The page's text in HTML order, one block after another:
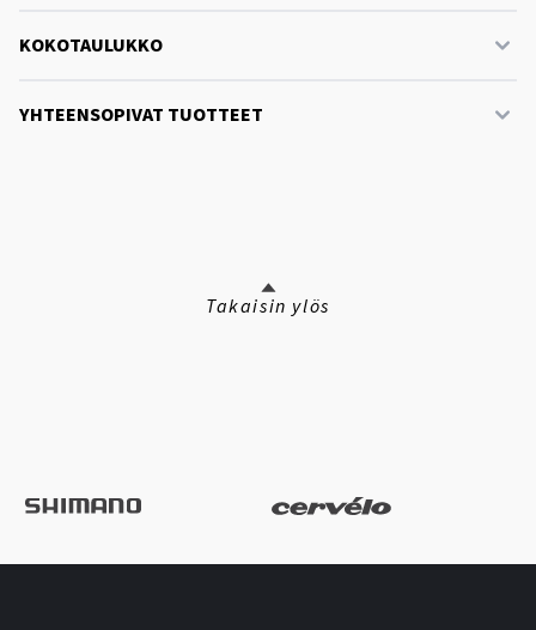
KOKOTAULUKKO
YHTEENSOPIVAT TUOTTEET
Takaisin ylös